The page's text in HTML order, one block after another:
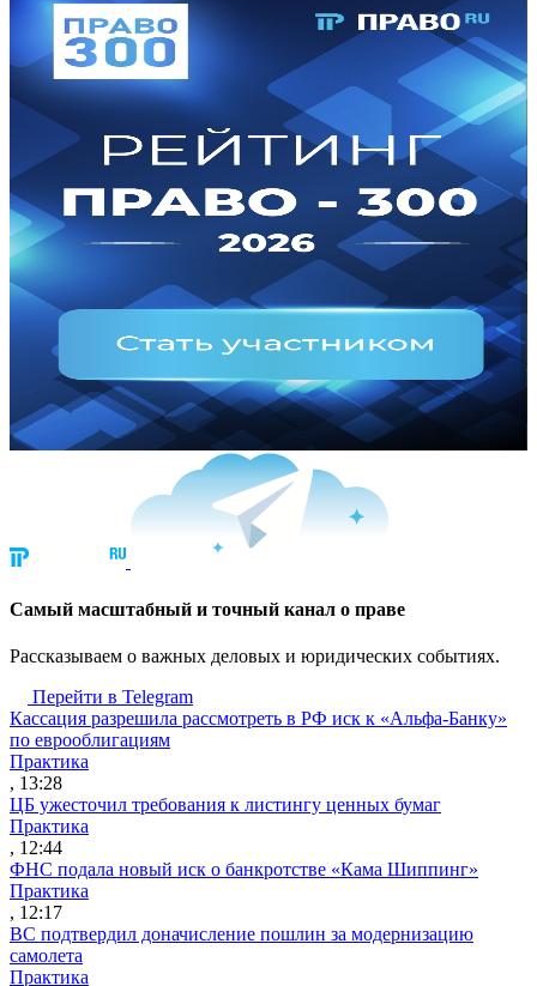
Cамый масштабный и точный канал о праве
Рассказываем о важных деловых и юридических событиях.
Перейти в Telegram
Кассация разрешила рассмотреть в РФ иск к «Альфа-Банку»
по еврооблигациям
Практика
, 13:28
ЦБ ужесточил требования к листингу ценных бумаг
Практика
, 12:44
ФНС подала новый иск о банкротстве «Кама Шиппинг»
Практика
, 12:17
ВС подтвердил доначисление пошлин за модернизацию
самолета
Практика